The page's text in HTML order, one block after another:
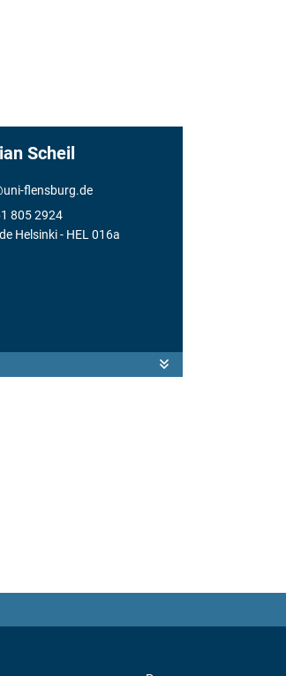
Scheil
uni-flensburg.de
805 2924
Helsinki- HEL 016a